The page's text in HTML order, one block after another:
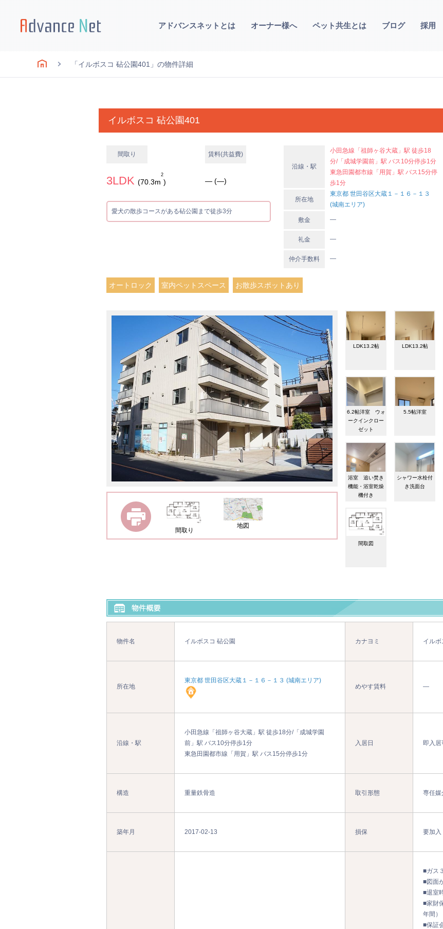
アドバンスネットとは オーナー様へ ペット共生とは ブログ 採用
「イルボスコ 砧公園401」の物件詳細
イルボスコ 砧公園401
間取り 賃料(共益費)
3LDK (70.3m
2
) ― (―)
愛犬の散歩コースがある砧公園まで徒歩3分
沿線・駅
小田急線「祖師ヶ谷大蔵」駅 徒歩18
分/「成城学園前」駅 バス10分停歩1分
東急田園都市線「用賀」駅 バス15分停
歩1分
所在地
東京都 世田谷区大蔵１－１６－１３
(城南エリア)
敷金 ―
礼金 ―
仲介手数料 ―
オートロック 室内ペットスペース お散歩スポットあり
間取り
地図
LDK13.2帖 LDK13.2帖
6.2帖洋室 ウォ
ークインクロー
ゼット
5.5帖洋室
浴室 追い焚き
機能・浴室乾燥
機付き
シャワー水栓付
き洗面台
間取図
物件名 イルボスコ 砧公園 カナヨミ イル
所在地
東京都 世田谷区大蔵１－１６－１３ (城南エリア)
めやす賃料
―
沿線・駅
小田急線「祖師ヶ谷大蔵」駅 徒歩18分/「成城学園
前」駅 バス10分停歩1分
東急田園都市線「用賀」駅 バス15分停歩1分
入居日 即入居
構造 重量鉄骨造 取引形態 専任媒
築年月 2017-02-13 損保 要加入
■ガス
■図面
■退室
■家財
年間）
■保証